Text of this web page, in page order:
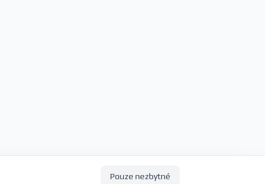
Pouze nezbytné